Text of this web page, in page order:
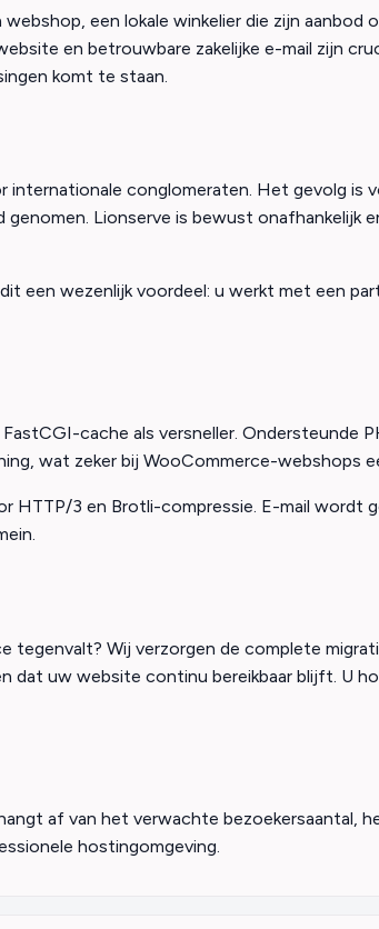
een lokale winkelier die zijn
en betrouwbare zakelijke e-mail zijn
komt te staan.
conglomeraten. Het gevolg is
Lionserve is bewust onafhankelijk
een wezenlijk voordeel: u werkt met een
cache als versneller. Ondersteunde
wat zeker bij WooCommerce-webshops
3 en Brotli-compressie. E-mail wordt
tegenvalt? Wij verzorgen de complete
dat uw website continu bereikbaar blijft. U
af van het verwachte bezoekersaantal,
hostingomgeving.